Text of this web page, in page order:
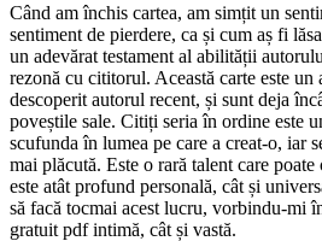
Când am închis cartea, am simțit un
sentiment de pierdere, ca și cum aș fi
un adevărat testament al abilității
rezonă cu cititorul. Această carte este un
descoperit autorul recent, și sunt deja
poveștile sale. Citiți seria în ordine este
scufunda în lumea pe care a creat-o, iar
mai plăcută. Este o rară talent care
este atât profund personală, cât și
să facă tocmai acest lucru, vorbindu-mi
gratuit pdf intimă, cât și vastă.